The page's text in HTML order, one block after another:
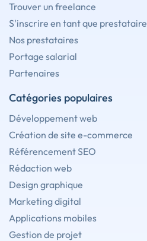
Trouver un freelance
S'inscrire en tant que prestataire
Nos prestataires
Portage salarial
Partenaires
Catégories populaires
Développement web
Création de site e-commerce
Référencement SEO
Rédaction web
Design graphique
Marketing digital
Applications mobiles
Gestion de projet